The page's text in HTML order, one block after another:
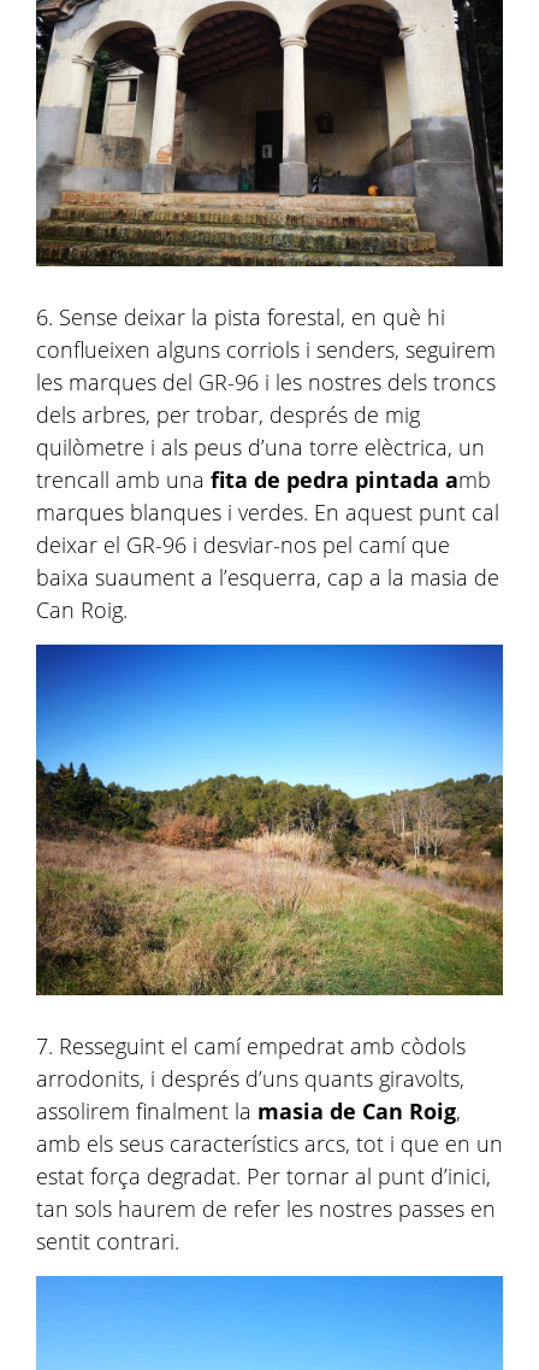
6. Sense deixar la pista forestal, en què hi
conflueixen alguns corriols i senders, seguirem
les marques del GR-96 i les nostres dels troncs
dels arbres, per trobar, després de mig
quilòmetre i als peus d’una torre elèctrica, un
trencall amb una fita de pedra pintada amb
marques blanques i verdes. En aquest punt cal
deixar el GR-96 i desviar-nos pel camí que
baixa suaument a l’esquerra, cap a la masia de
Can Roig.
7. Resseguint el camí empedrat amb còdols
arrodonits, i després d’uns quants giravolts,
assolirem finalment la masia de Can Roig,
amb els seus característics arcs, tot i que en un
estat força degradat. Per tornar al punt d’inici,
tan sols haurem de refer les nostres passes en
sentit contrari.